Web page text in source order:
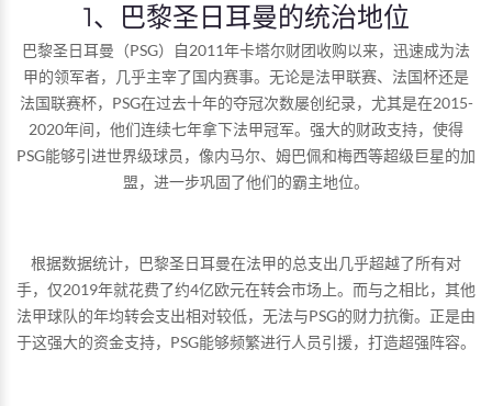
1、巴黎圣日耳曼的统治地位
巴黎圣日耳曼（PSG）自2011年卡塔尔财团收购以来，迅速成为法
甲的领军者，几乎主宰了国内赛事。无论是法甲联赛、法国杯还是
法国联赛杯，PSG在过去十年的夺冠次数屡创纪录，尤其是在2015-
2020年间，他们连续七年拿下法甲冠军。强大的财政支持，使得
PSG能够引进世界级球员，像内马尔、姆巴佩和梅西等超级巨星的加
盟，进一步巩固了他们的霸主地位。
根据数据统计，巴黎圣日耳曼在法甲的总支出几乎超越了所有对
手，仅2019年就花费了约4亿欧元在转会市场上。而与之相比，其他
法甲球队的年均转会支出相对较低，无法与PSG的财力抗衡。正是由
于这强大的资金支持，PSG能够频繁进行人员引援，打造超强阵容。